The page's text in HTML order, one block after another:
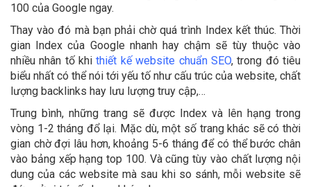
100 của Google ngay.
Thay vào đó mà bạn phải chờ quá trình Index kết thúc. Thời
gian Index của Google nhanh hay chậm sẽ tùy thuộc vào
nhiều nhân tố khithiết kế website chuẩn SEO, trong đó tiêu
biểu nhất có thể nói tới yếu tố như cấu trúc của website, chất
lượng backlinks hay lưu lượng truy cập,…
Trung bình, những trang sẽ được Index và lên hạng trong
vòng 1-2 tháng đổ lại. Mặc dù, một số trang khác sẽ có thời
gian chờ đợi lâu hơn, khoảng 5-6 tháng để có thể bước chân
vào bảng xếp hạng top 100. Và cũng tùy vào chất lượng nội
dung của các website mà sau khi so sánh, mỗi website sẽ